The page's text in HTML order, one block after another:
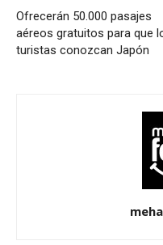
Ofrecerán 50.000 pasajes
aéreos gratuitos para que
turistas conozcan Japón